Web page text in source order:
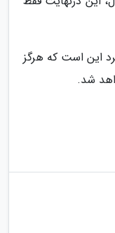
این است که هرگز
شد.